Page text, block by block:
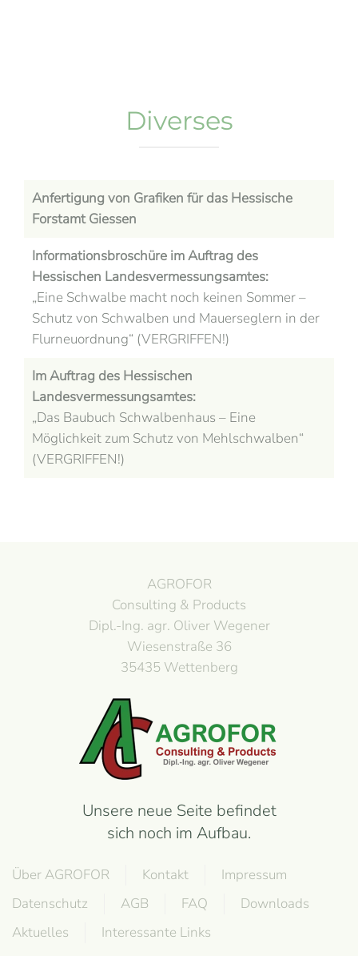
Diverses
Anfertigung von Grafiken für das Hessische
Forstamt Giessen
Informationsbroschüre im Auftrag des
Hessischen Landesvermessungsamtes:
„Eine Schwalbe macht noch keinen Sommer –
Schutz von Schwalben und Mauerseglern in der
Flurneuordnung“ (VERGRIFFEN!)
Im Auftrag des Hessischen
Landesvermessungsamtes:
„Das Baubuch Schwalbenhaus – Eine
Möglichkeit zum Schutz von Mehlschwalben“
(VERGRIFFEN!)
AGROFOR
Consulting & Products
Dipl.-Ing. agr. Oliver Wegener
Wiesenstraße 36
35435 Wettenberg
Unsere neue Seite befindet
sich noch im Aufbau.
Über AGROFOR Kontakt
Impressum
Datenschutz
AGB FAQ
Downloads
Aktuelles
Interessante Links